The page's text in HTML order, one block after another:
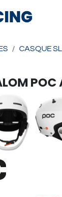
CASQUE
POC